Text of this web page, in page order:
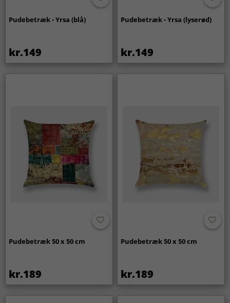
Pudebetræk - Yrsa (blå)
kr.149
Pudebetræk - Yrsa (lyserød)
kr.149
Pudebetræk 50 x 50 cm
kr.189
Pudebetræk 50 x 50 cm
kr.189